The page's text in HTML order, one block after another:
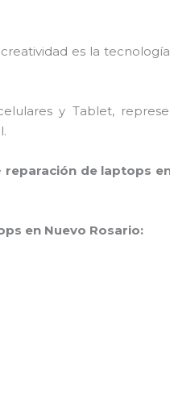
es la
y Tablet,
reparación de laptops
en Nuevo Rosario: